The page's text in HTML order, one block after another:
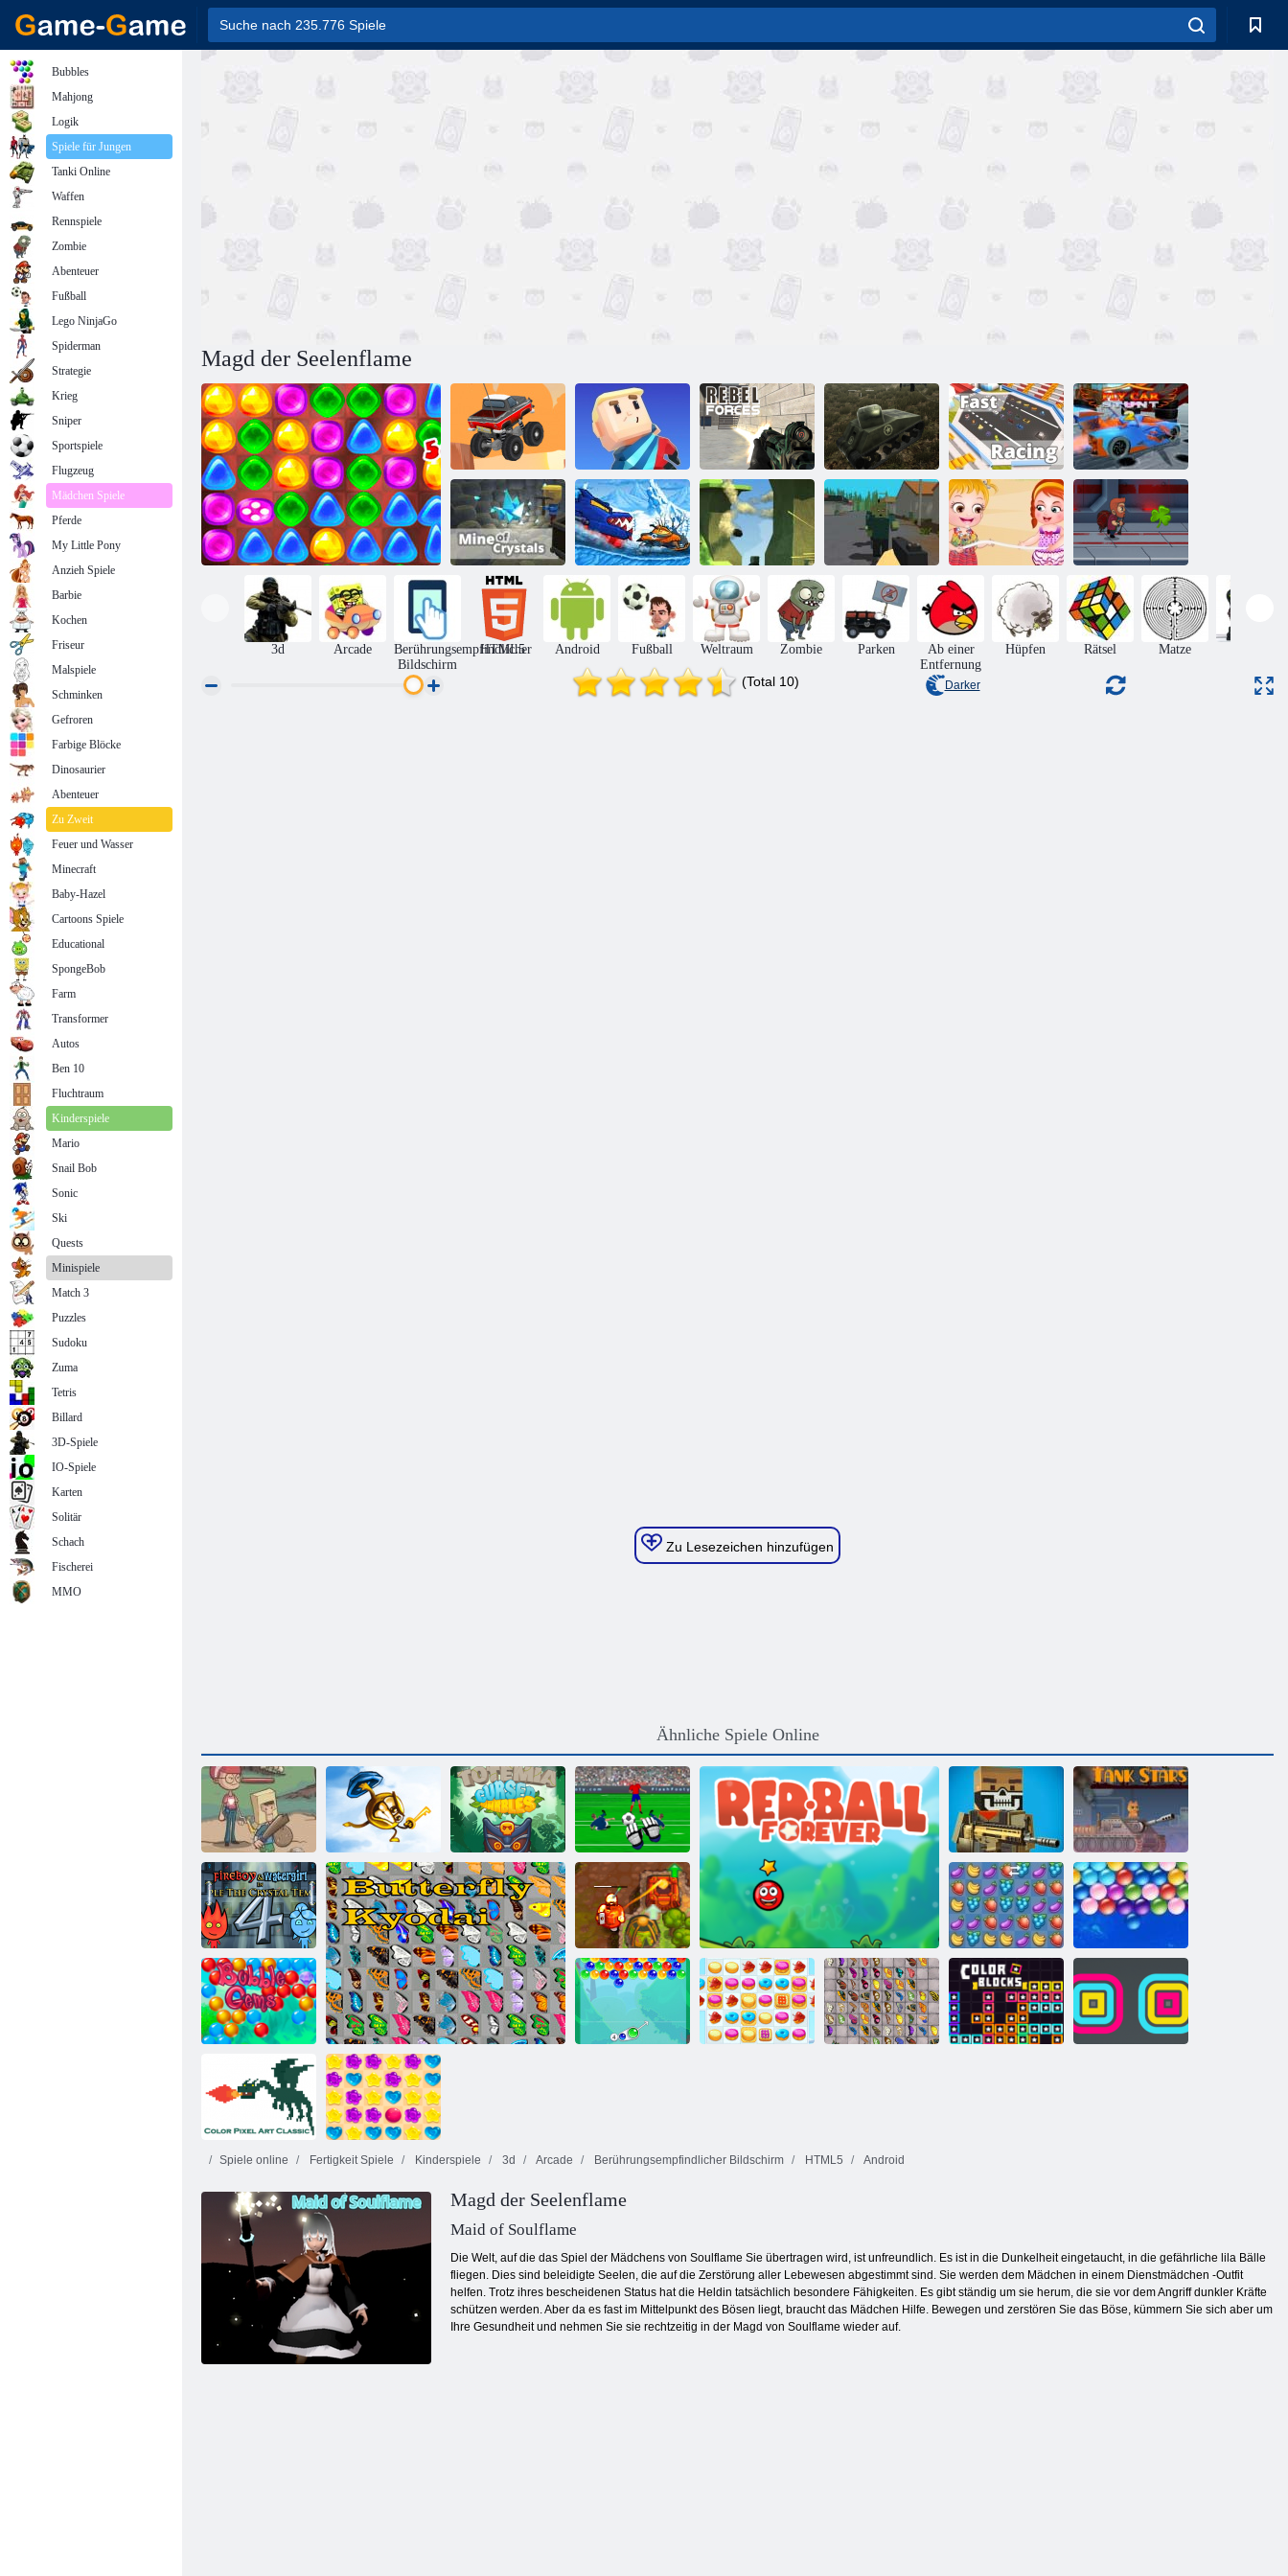
Magd der Seelenflame
Endloser LKW
Kogama
Wipeout
Rebellen Panzerkriegssimulator
Kogama:
Schnelles
Rennen
Fly Car Stunt 2
Kogama:
Bergwerk der
Kristalle
Auto isst Auto:
Winterabenteuer
Kogama Pvp Waldüberleben
Baby Hazel
Beach Party
Jetpack Meister
3d Arcade
Berührungsempfindlicher
Bildschirm
HTML5 Android Fußball Weltraum Zombie Parken
Ab einer
Entfernung
Hüpfen Rätsel Matze
(Total 10) Darker
Zu Lesezeichen hinzufügen
Ähnliche Spiele Online
Hinterhof-
Helden
Key & Shield
Totemia:
Verfluchte
Murmeln
Torhüter Champ
Verrückte
Pixelkrieg
Panzersterne
Feuer und
Wasser 4:
Kristalltempel
Schmetterlings Kyodai
Verfluchter
Schatz 2
Fruita Crush Endlose Bubbles
Bubble Gemes -
3 Gewinnt
Color Pixel Art
Classic Classic
Süßigkeiten
Regen 5
Spiele online Fertigkeit Spiele Kinderspiele 3d Arcade Berührungsempfindlicher Bildschirm HTML5 Android
Magd der Seelenflame
Maid of Soulflame
Die Welt, auf die das Spiel der Mädchens von Soulflame Sie übertragen wird, ist unfreundlich. Es ist in die Dunkelheit eingetaucht, in die gefährliche lila Bälle
fliegen. Dies sind beleidigte Seelen, die auf die Zerstörung aller Lebewesen abgestimmt sind. Sie werden dem Mädchen in einem Dienstmädchen -Outfit
helfen. Trotz ihres bescheidenen Status hat die Heldin tatsächlich besondere Fähigkeiten. Es gibt ständig um sie herum, die sie vor dem Angriff dunkler Kräfte
schützen werden. Aber da es fast im Mittelpunkt des Bösen liegt, braucht das Mädchen Hilfe. Bewegen und zerstören Sie das Böse, kümmern Sie sich aber um
Ihre Gesundheit und nehmen Sie sie rechtzeitig in der Magd von Soulflame wieder auf.
Bubbles
Mahjong
Logik
Spiele für Jungen
Tanki Online
Waffen
Rennspiele
Zombie
Abenteuer
Fußball
Lego NinjaGo
Spiderman
Strategie
Krieg
Sniper
Sportspiele
Flugzeug
Mädchen Spiele
Pferde
My Little Pony
Anzieh Spiele
Barbie
Kochen
Friseur
Malspiele
Schminken
Gefroren
Farbige Blöcke
Dinosaurier
Abenteuer
Zu Zweit
Feuer und Wasser
Minecraft
Baby-Hazel
Cartoons Spiele
Educational
SpongeBob
Farm
Transformer
Autos
Ben 10
Fluchtraum
Kinderspiele
Mario
Snail Bob
Sonic
Ski
Quests
Minispiele
Match 3
Puzzles
Sudoku
Zuma
Tetris
Billard
3D-Spiele
IO-Spiele
Karten
Solitär
Schach
Fischerei
MMO